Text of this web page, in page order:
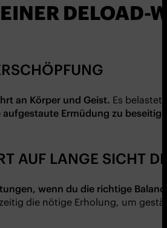
DELOAD-
an Körper und Geist. Es
aufgestaute Ermüdung zu
AUF LANGE SICHT
wenn du die richtige
die nötige Erholung, um